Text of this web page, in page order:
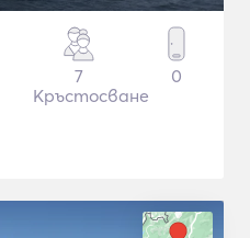
7
Кръстосване
0